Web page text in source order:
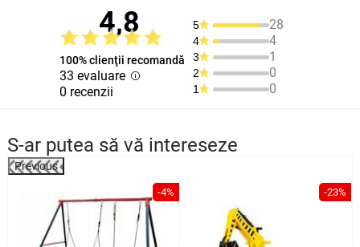
4,8
100% clienţii recomandă
33 evaluare
0 recenzii
5 28
4 4
3 1
2 0
1 0
S-ar putea să vă intereseze
Previous
-4% -23%